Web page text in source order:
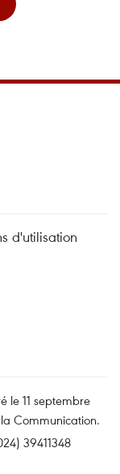
d'utilisation
le 11 septembre
Communication.
39411348